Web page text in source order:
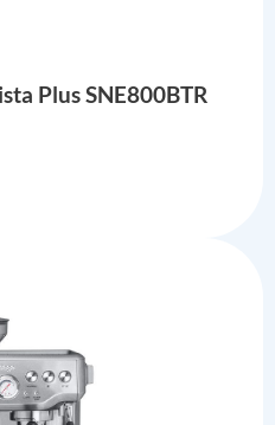
Plus SNE800BTR